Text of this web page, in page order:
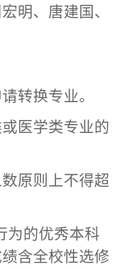
明、唐建国、
转换专业。
医学类专业的
原则上不得超
为的优秀本科
含全校性选修